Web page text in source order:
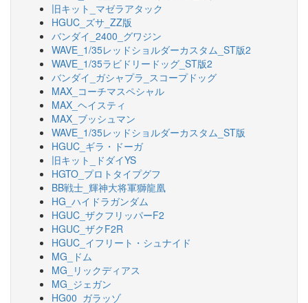
旧キット_マゼラアタック
HGUC_ズサ_ZZ版
バンダイ_2400_グワジン
WAVE_1/35レッドショルダーカスタム_ST版2
WAVE_1/35ラビドリードッグ_ST版2
バンダイ_ガシャプラ_スコープドッグ
MAX_コーチマスペシャル
MAX_ヘイスティ
MAX_ブッシュマン
WAVE_1/35レッドショルダーカスタム_ST版
HGUC_ギラ・ドーガ
旧キット_ドダイYS
HGTO_プロトタイプグフ
BB戦士_輝神大将軍獅龍凰
HG_ハイドラガンダム
HGUC_ザクフリッパーF2
HGUC_ザクF2R
HGUC_イフリート・シュナイド
MG_ドム
MG_リックディアス
MG_ジェガン
HG00_ガラッゾ